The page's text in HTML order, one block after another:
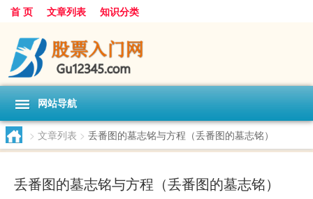
首 页 文章列表 知识分类
网站导航
> 文章列表 > 丢番图的墓志铭与方程（丢番图的墓志铭）
丢番图的墓志铭与方程（丢番图的墓志铭）